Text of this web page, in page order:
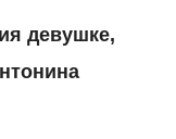
девушке,